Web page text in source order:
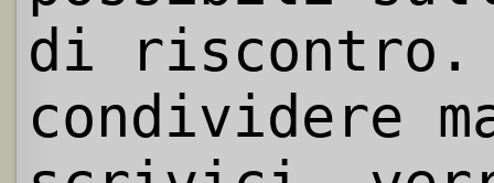
di riscontro.
condividere